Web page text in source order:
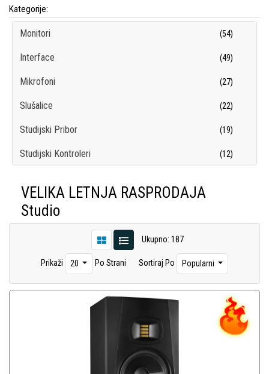
Kategorije:
Monitori (54)
Interface (49)
Mikrofoni (27)
Slušalice (22)
Studijski Pribor (19)
Studijski Kontroleri (12)
Software
VELIKA LETNJA RASPRODAJA
Studio
Ukupno: 187
Prikaži 20 Po Strani Sortiraj Po Popularni